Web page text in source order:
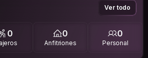
Ver todo
0 0
Anfitriones
0
Personal